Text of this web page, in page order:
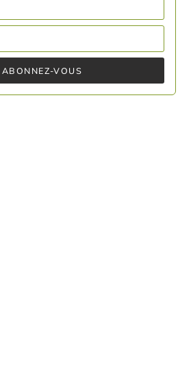
ABONNEZ-VOUS